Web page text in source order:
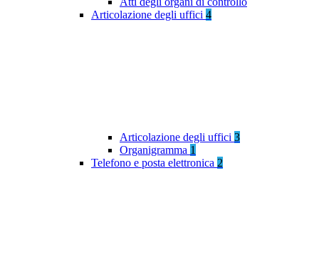
Articolazione degli uffici 4
Articolazione degli uffici 3
Organigramma 1
Telefono e posta elettronica 2